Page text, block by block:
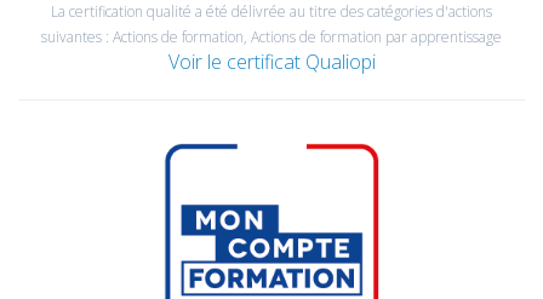
La certification qualité a été délivrée au titre des catégories d'actions
suivantes : Actions de formation, Actions de formation par apprentissage
Voir le certificat Qualiopi